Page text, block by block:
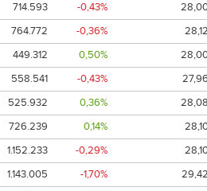
714.593 -0,43%
764.772 -0,36%
449.312 0,50%
558.541 -0,43%
525.932 0,36%
726.239 0,14%
1.152.233 -0,29%
1.143.005 -1,70%